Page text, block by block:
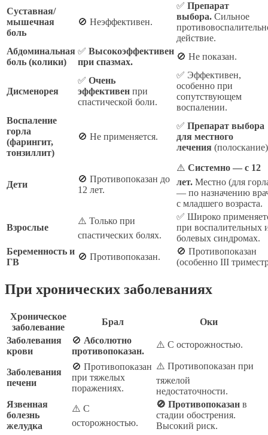
Суставная/
мышечная
боль
🚫 Неэффективен.
✅ Препарат
выбора. Сильное
действие.
Абдоминальная
боль (колики)
✅ Высокоэффективен
при спазмах.
🚫 Не показан.
Дисменорея
✅ Очень
эффективен при
спастической боли.
✅ Эффективен,
особенно при
сопутствующем
воспалении.
Воспаление
горла
(фарингит,
тонзиллит)
🚫 Не применяется.
✅ Препарат выбора
для местного
лечения
Дети
🚫 Противопоказан до
12 лет.
⚠️ Системно — с 12
лет. Местно (для
— по назначению
с младшего возраста.
Взрослые
⚠️ Только при
спастических болях.
✅ Широко
при воспалительных
болевых синдромах.
Беременность и
ГВ
🚫 Противопоказан.
🚫 Противопоказан
(особенно III
При хронических заболеваниях
Хроническое
заболевание
Брал
Оки
Заболевания
крови
🚫 Абсолютно
противопоказан.
⚠️ С осторожностью.
Заболевания
печени
🚫 Противопоказан
при тяжелых
поражениях.
⚠️ Противопоказан при
тяжелой
недостаточности.
Язвенная
болезнь
желудка
⚠️ С
осторожностью.
🚫 Противопоказан в
стадии обострения.
Высокий риск.